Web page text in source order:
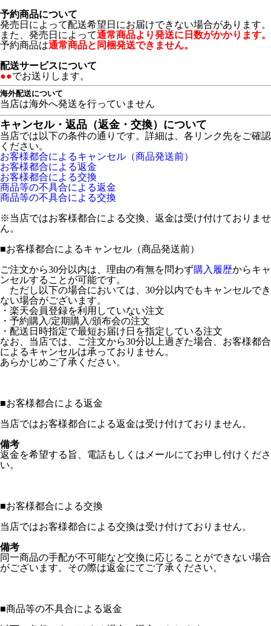
予約商品について
発売日によって配送希望日にお届けできない場合があります。
また、発売日によって通常商品より発送に日数がかかります。
予約商品は通常商品と同梱発送できません。
配送サービスについて
●●でお送りします。
海外配送について
当店は海外へ発送を行っていません
キャンセル・返品（返金・交換）について
当店では以下の条件の通りです。詳細は、各リンク先をご確認
ください。
お客様都合によるキャンセル（商品発送前）
お客様都合による返金
お客様都合による交換
商品等の不具合による返金
商品等の不具合による交換
※当店ではお客様都合による交換、返金は受け付けておりませ
ん。
■お客様都合によるキャンセル（商品発送前）
ご注文から30分以内は、理由の有無を問わず購入履歴からキャ
ンセルすることが可能です。
ただし以下の場合においては、30分以内でもキャンセルでき
ない場合がございます。
・楽天会員登録を利用していない注文
・予約購入/定期購入/頒布会の注文
・配送日時指定で最短お届け日を指定している注文
なお、当店では、ご注文から30分以上過ぎた場合、お客様都合
によるキャンセルは承っておりません。
あらかじめご了承ください。
■お客様都合による返金
当店ではお客様都合による返金は受け付けておりません。
備考
返金を希望する旨、電話もしくはメールにてお申し付けくださ
い。
■お客様都合による交換
当店ではお客様都合による交換は受け付けておりません。
備考
同一商品の手配が不可能など交換に応じることができない場合
がございます。その際は返金にてご了承ください。
■商品等の不具合による返金